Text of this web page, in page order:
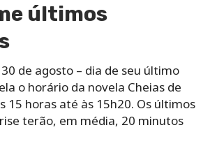
últimos
de agosto – dia de seu último
o horário da novela Cheias de
15 horas até às 15h20. Os últimos
terão, em média, 20 minutos